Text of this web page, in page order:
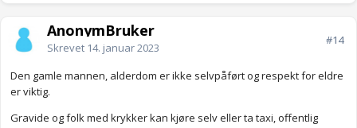
AnonymBruker
Skrevet 14. januar 2023
#14
Den gamle mannen, alderdom er ikke selvpåført og respekt for eldre
er viktig.
Gravide og folk med krykker kan kjøre selv eller ta taxi, offentlig